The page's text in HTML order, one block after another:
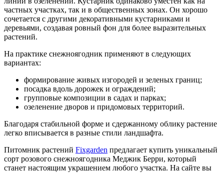
частных участках, так и в общественных зонах. Он хорошо
сочетается с другими декоративными кустарниками и
деревьями, создавая ровный фон для более выразительных
растений.
На практике снежноягодник применяют в следующих
вариантах:
формирование живых изгородей и зеленых границ;
посадка вдоль дорожек и ограждений;
групповые композиции в садах и парках;
озеленение дворов и придомовых территорий.
Благодаря стабильной форме и сдержанному облику растение
легко вписывается в разные стили ландшафта.
Питомник растений Fixgarden предлагает купить уникальный
сорт розового снежноягодника Меджик Берри, который
станет настоящим украшением любого участка. На сайте вы